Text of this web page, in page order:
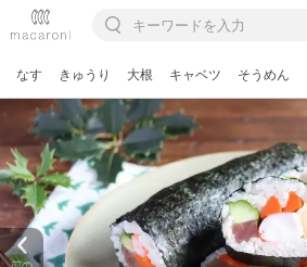
なす きゅうり 大根 キャベツ そうめん